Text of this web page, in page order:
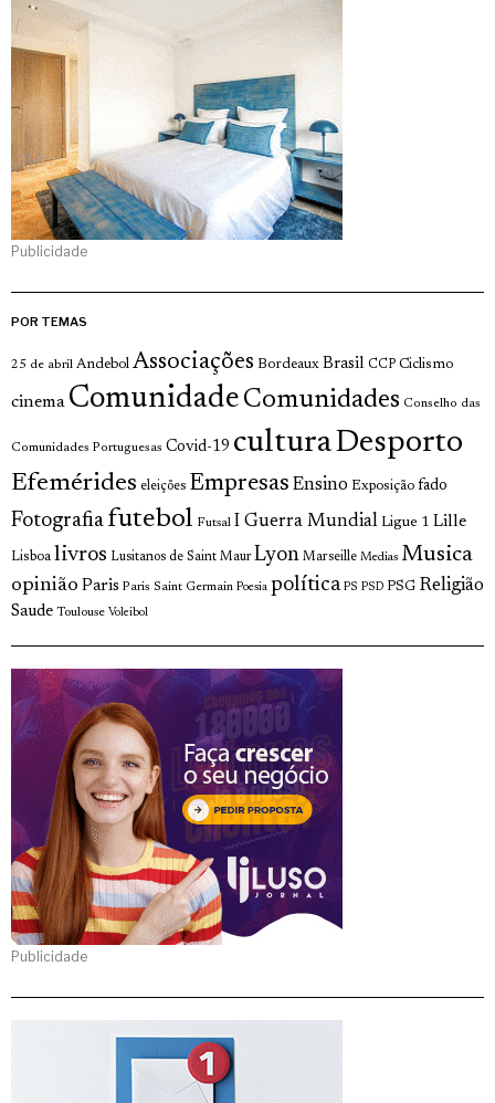
Publicidade
POR TEMAS
25 de abril Andebol Associações Bordeaux Brasil CCP Ciclismo
cinema Comunidade Comunidades Conselho das
Comunidades Portuguesas Covid-19 culturaDesporto
Efemérides eleições Empresas Ensino Exposição fado
Fotografia futebol Futsal I Guerra Mundial Ligue 1 Lille
Lisboa livros Lusitanos de Saint Maur Lyon Marseille Medias Musica
opinião Paris Paris Saint Germain Poesia política PS PSD PSG Religião
Saude Toulouse Voleibol
Publicidade